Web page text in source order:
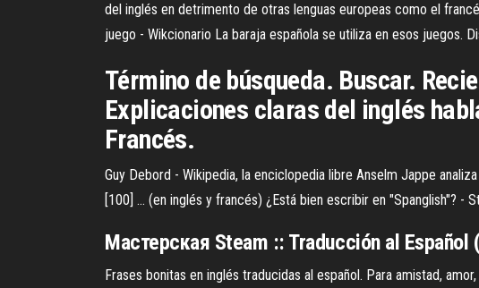
del inglés en detrimento de otras lenguas europeas como el
juego - Wikcionario La baraja española se utiliza en esos juegos.
Término de búsqueda. Buscar.
Explicaciones claras del inglés
Francés.
Guy Debord - Wikipedia, la enciclopedia libre Anselm Jappe
[100] ... (en inglés y francés) ¿Está bien escribir en "Spanglish"? -
Мастерская Steam :: Traducción al Español
Frases bonitas en inglés traducidas al español. Para amistad,